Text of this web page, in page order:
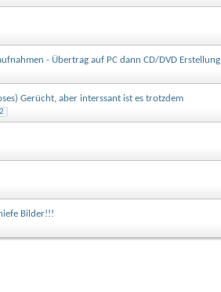
- Übertrag auf PC dann CD/DVD Erstellung
Gerücht, aber interssant ist es trotzdem
2
Bilder!!!